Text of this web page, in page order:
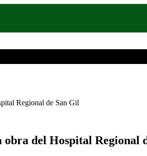
Regional de San Gil
obra del Hospital Regional